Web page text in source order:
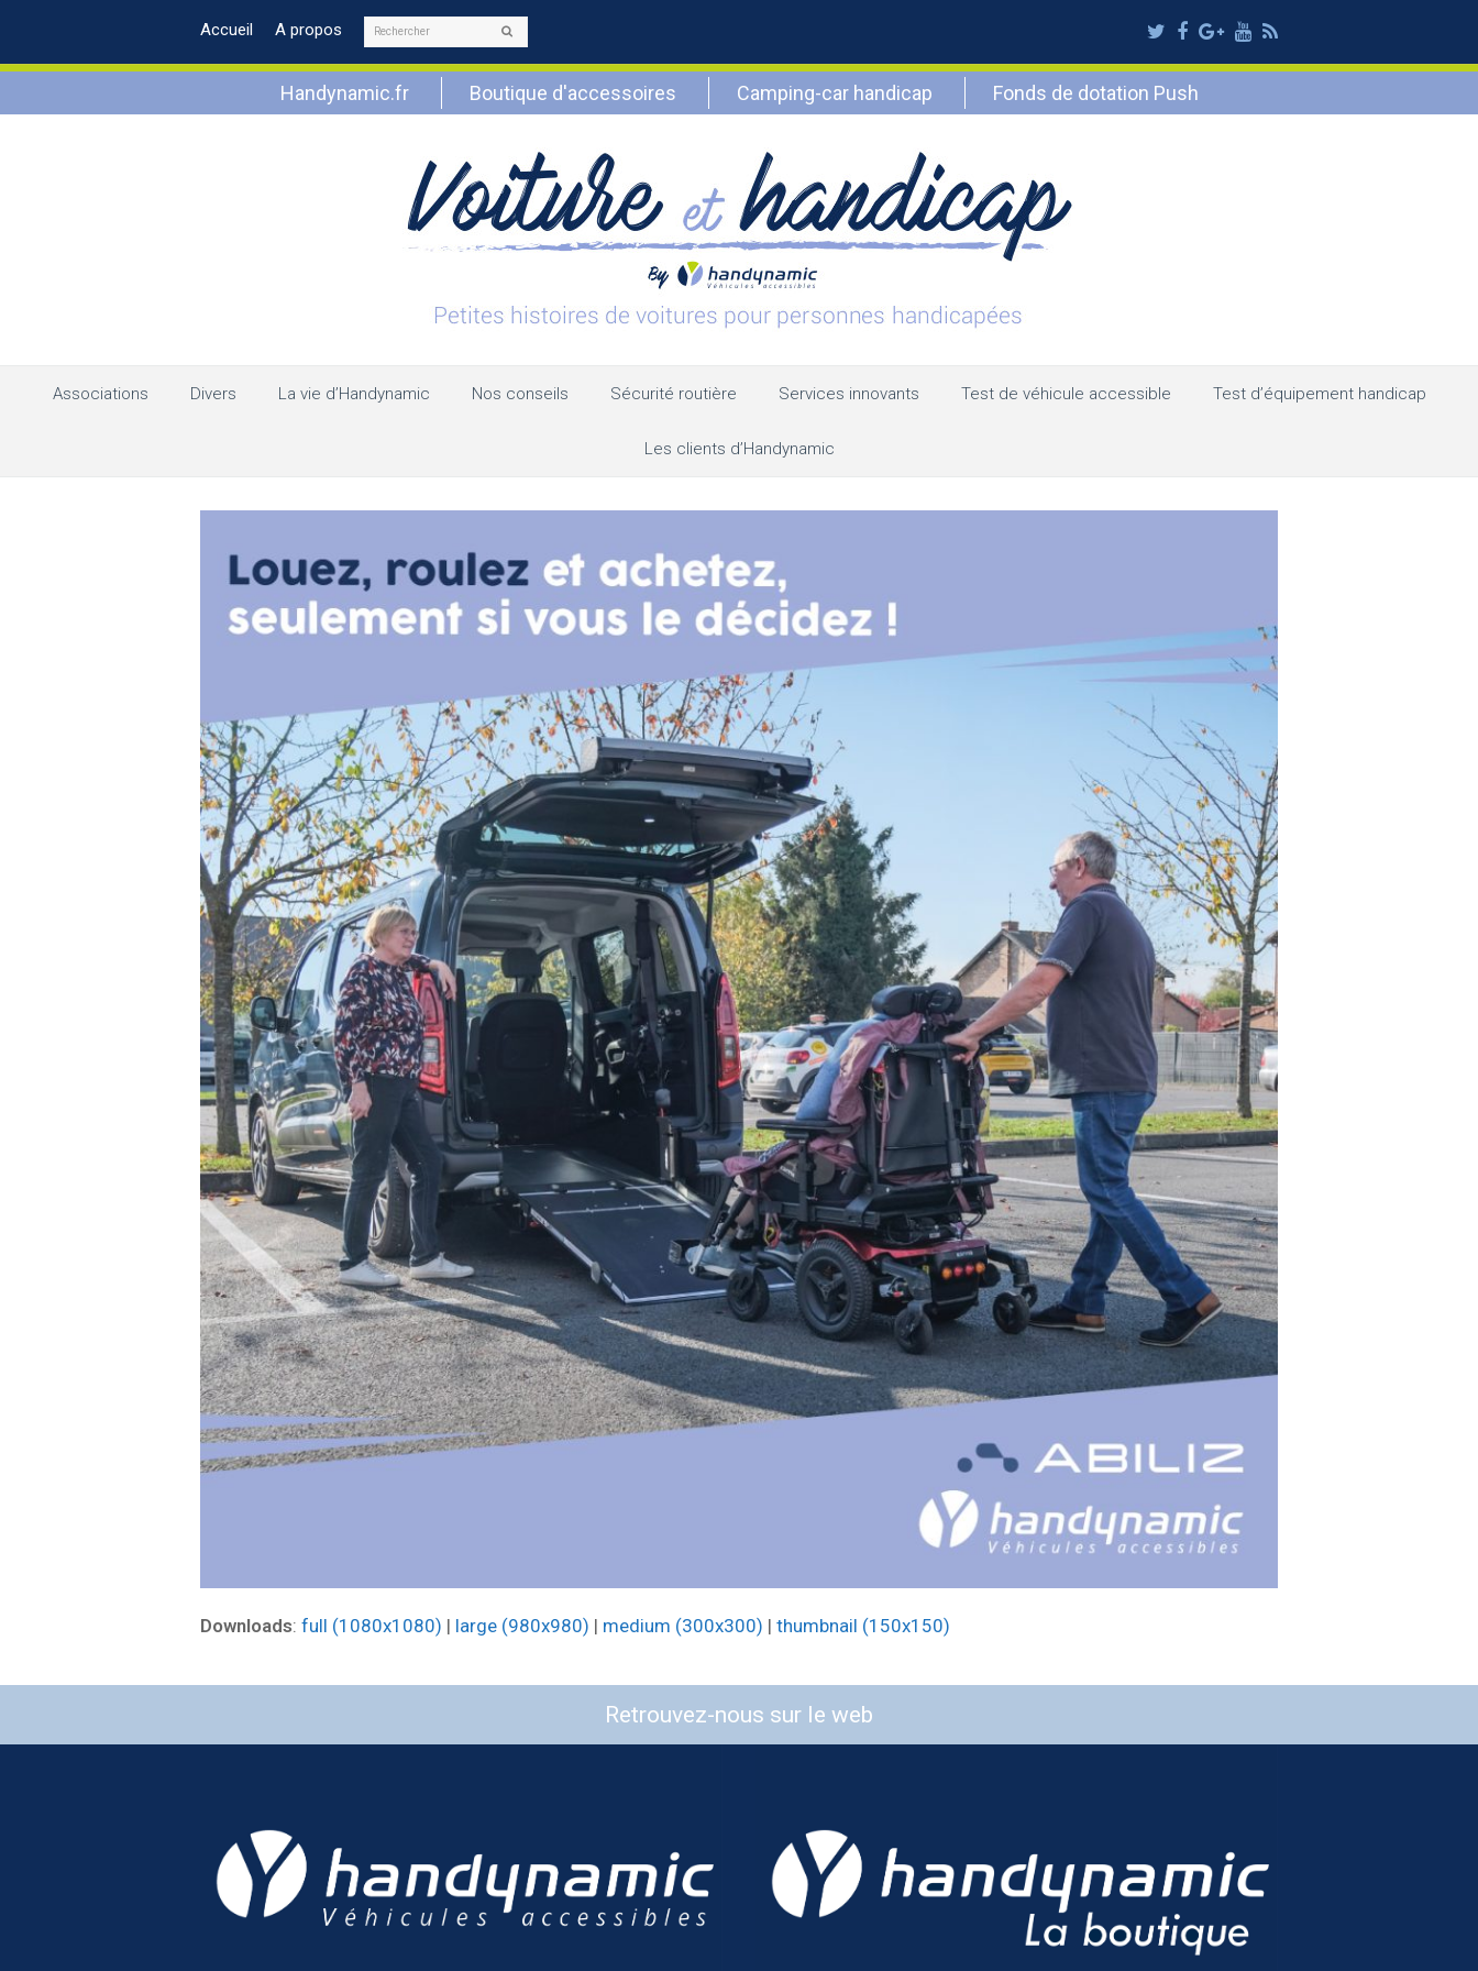
Accueil A propos Rechercher Twitter
Facebook
Google
Plus
Youtube
RSS
Handynamic.fr Boutique d'accessoires Camping-car handicap Fonds de dotation Push
Associations Divers La vie d’Handynamic Nos conseils Sécurité routière Services innovants Test de véhicule accessible Test d’équipement handicap
Les clients d’Handynamic
Downloads: full (1080x1080) | large (980x980) | medium (300x300) | thumbnail (150x150)
Retrouvez-nous sur le web